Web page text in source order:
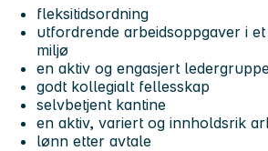
fleksitidsordning
utfordrende arbeidsoppgaver i
miljø
en aktiv og engasjert
godt kollegialt fellesskap
selvbetjent kantine
en aktiv, variert og innholdsrik
lønn etter avtale